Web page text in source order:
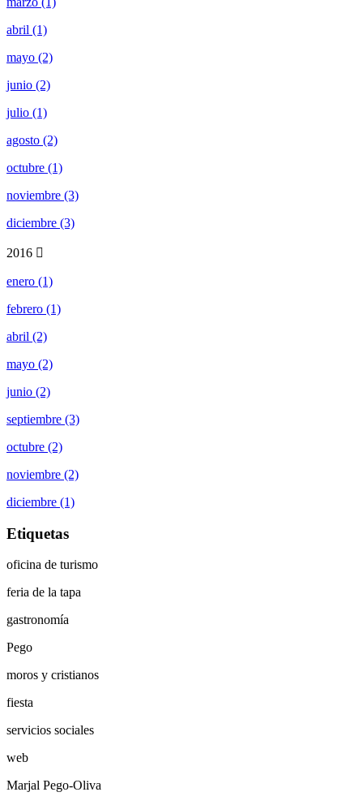
abril (1)
mayo (2)
junio (2)
julio (1)
agosto (2)
octubre (1)
noviembre (3)
diciembre (3)
2016
enero (1)
febrero (1)
abril (2)
mayo (2)
junio (2)
septiembre (3)
octubre (2)
noviembre (2)
diciembre (1)
Etiquetas
oficina de turismo
feria de la tapa
gastronomía
Pego
moros y cristianos
fiesta
servicios sociales
web
Marjal Pego-Oliva